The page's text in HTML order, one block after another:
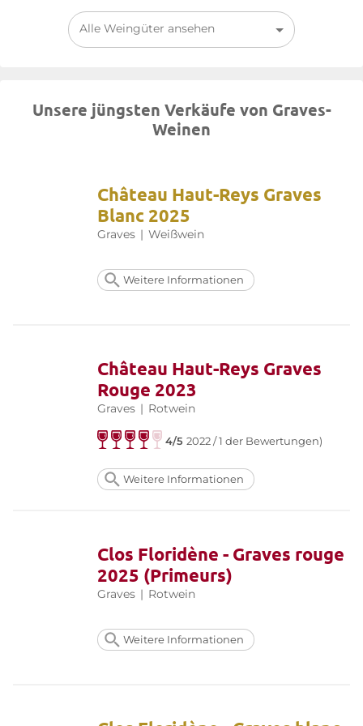
und das Château Méjean hervorzuheben.
Weitere Informationen finden Sie auf der Website von
Alle Weingüter ansehen
Unsere jüngsten Verkäufe von Graves-
Weinen
Château Haut-Reys Graves
Blanc 2025
Graves | Weißwein
Weitere Informationen
Château Haut-Reys Graves
Rouge 2023
Graves | Rotwein
4/52022 / 1 der Bewertungen)
Weitere Informationen
Clos Floridène - Graves rouge
2025 (Primeurs)
Graves | Rotwein
Weitere Informationen